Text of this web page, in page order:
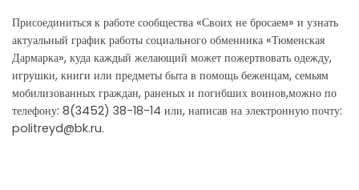
Присоединиться к работе сообщества «Своих не бросаем» и узнать
актуальный график работы социального обменника «Тюменская
Дармарка», куда каждый желающий может пожертвовать одежду,
игрушки, книги или предметы быта в помощь беженцам, семьям
мобилизованных граждан, раненых и погибших воинов,можно по
телефону: 8(3452) 38-18-14 или, написав на электронную почту:
politreyd@bk.ru.